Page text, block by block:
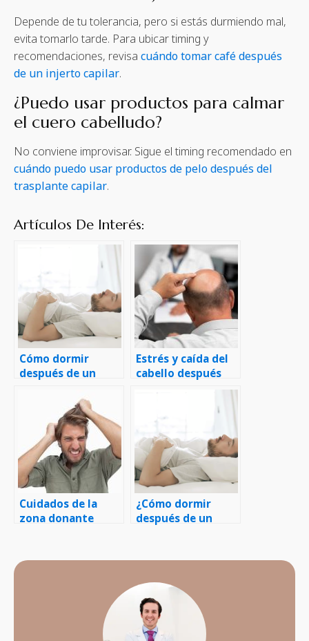
Depende de tu tolerancia, pero si estás durmiendo mal,
evita tomarlo tarde. Para ubicar timing y
recomendaciones, revisa cuándo tomar café después
de un injerto capilar.
¿Puedo usar productos para calmar
el cuero cabelludo?
No conviene improvisar. Sigue el timing recomendado en
cuándo puedo usar productos de pelo después del
trasplante capilar.
Artículos De Interés:
Cómo dormir
después de un
Estrés y caída del
cabello después
Cuidados de la
zona donante
¿Cómo dormir
después de un